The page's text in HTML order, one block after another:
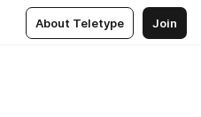
About Teletype Join